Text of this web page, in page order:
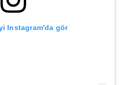
Instagram'da gör